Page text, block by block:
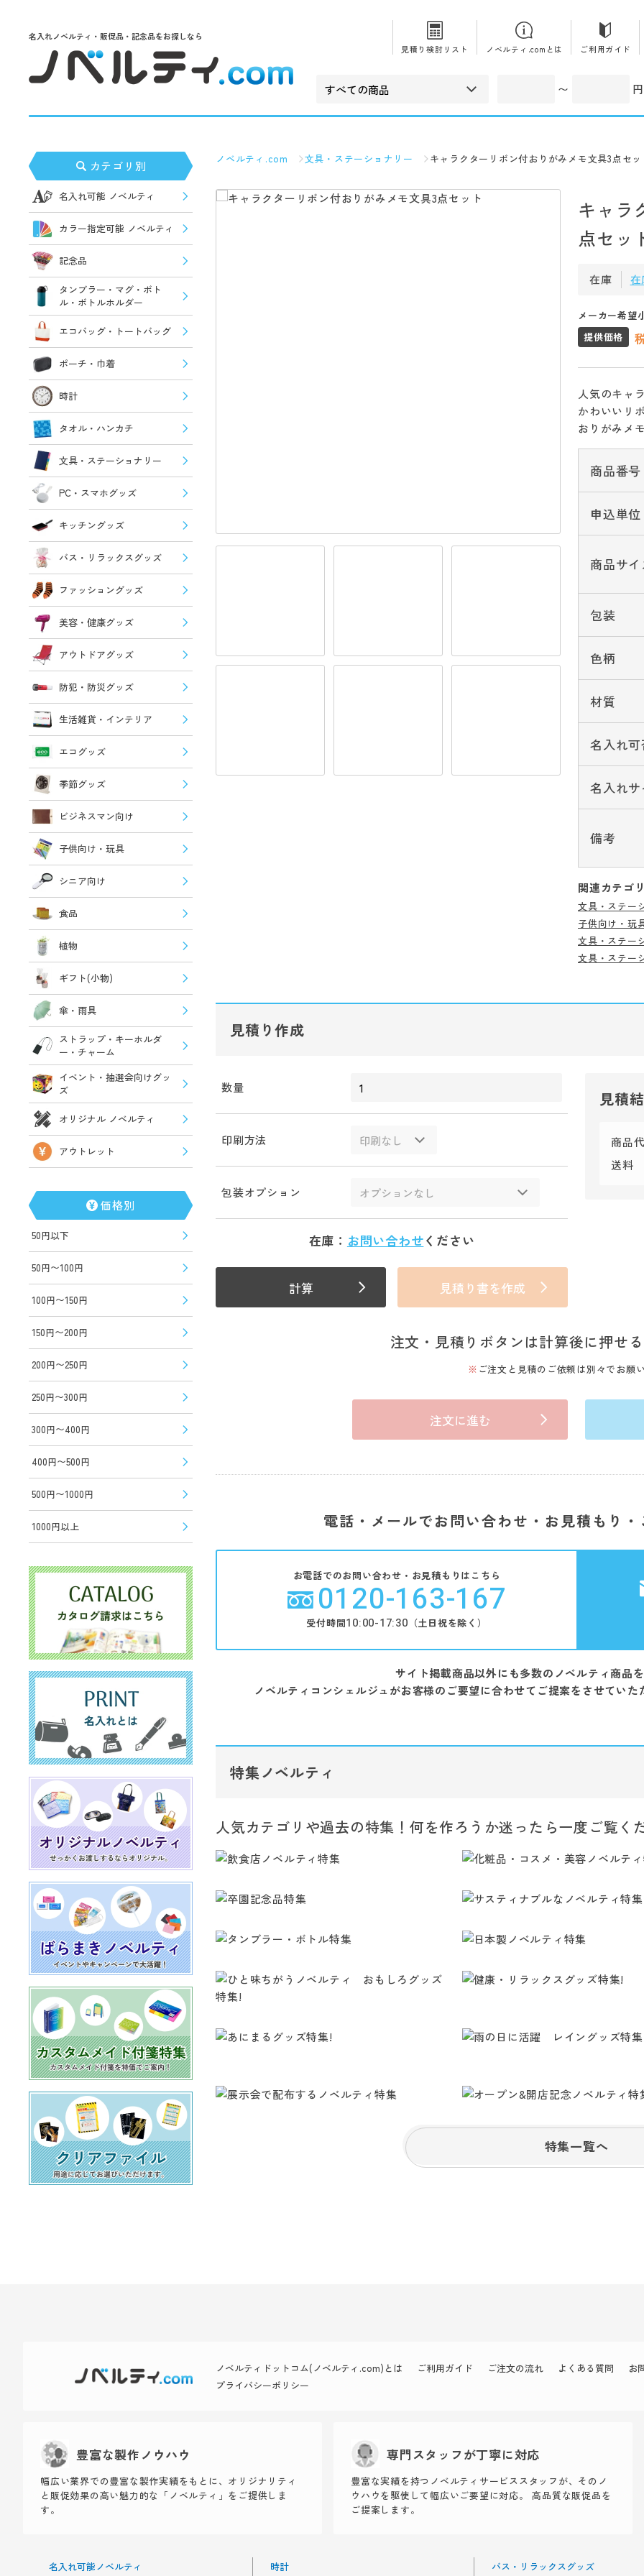
名入れノベルティ・販促品・記念品をお探しなら
見積り検討リスト
ノベルティ.comとは ご利用ガイド
〜 円
カテゴリ別
名入れ可能 ノベルティ
カラー指定可能 ノベルティ
記念品
タンブラー・マグ・ボト
ル・ボトルホルダー
エコバッグ・トートバッグ
ポーチ・巾着
時計
タオル・ハンカチ
文具・ステーショナリー
PC・スマホグッズ
キッチングッズ
バス・リラックスグッズ
ファッショングッズ
美容・健康グッズ
アウトドアグッズ
防犯・防災グッズ
生活雑貨・インテリア
エコグッズ
季節グッズ
ビジネスマン向け
子供向け・玩具
シニア向け
食品
植物
ギフト(小物)
傘・雨具
ストラップ・キーホルダ
ー・チャーム
イベント・抽選会向けグッ
ズ
オリジナル ノベルティ
アウトレット
価格別
50円以下
50円〜100円
100円〜150円
150円〜200円
200円〜250円
250円〜300円
300円〜400円
400円〜500円
500円〜1000円
1000円以上
ノベルティ.com 文具・ステーショナリー キャラクターリボン付おりがみメモ文具3点セッ
キャラ
点セッ
在庫 在
メーカー希望
提供価格
人気のキャ
かわいいリ
おりがみメ
商品番号
申込単位
商品サ
包装
色柄
材質
名入れ可
名入れ
備考
関連カテゴ
文具・ステー
子供向け・玩
文具・ステー
文具・ステー
見積り作成
数量
印刷方法
包装オプション
在庫： お問い合わせください
計算 見積り書を作成
見積
商品代
送料
注文・見積りボタンは計算後に押せる
ご注文と見積のご依頼は別々でお願
注文に進む
電話・メールでお問い合わせ・お見積もり・
お電話でのお問い合わせ・お見積もりはこちら
0120-163-167
受付時間10:00-17:30 （土日祝を除く）
サイト掲載商品以外にも多数のノベルティ商品
ノベルティコンシェルジュがお客様のご要望に合わせてご提案をさせていた
特集ノベルティ
人気カテゴリや過去の特集！何を作ろうか迷ったら一度ご覧く
特集一覧へ
ノベルティドットコム(ノベルティ.com)とは ご利用ガイド ご注文の流れ よくある質問 お
プライバシーポリシー
豊富な製作ノウハウ
幅広い業界での豊富な製作実績をもとに、オリジナリティ
と販促効果の高い魅力的な「ノベルティ」をご提供しま
す。
専門スタッフが丁寧に対応
豊富な実績を持つノベルティサービススタッフが、そのノ
ウハウを駆使して幅広いご要望に対応。 高品質な販促品を
ご提案します。
名入れ可能ノベルティ 時計 バス・リラックスグッズ